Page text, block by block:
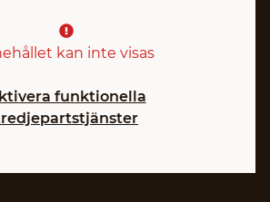
kan inte visas
funktionella